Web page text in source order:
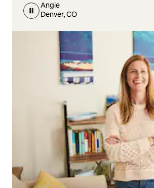
Angie
Denver, CO